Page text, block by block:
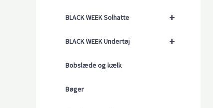
+
BLACK WEEK Solhatte
+
BLACK WEEK Undertøj
Bobslæde og kælk
Bøger